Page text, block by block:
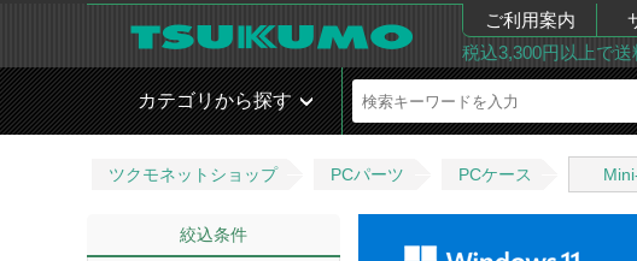
ご利用案内
税込3,300円以上で送
カテゴリから探す
ツクモネットショップ PCパーツ PCケース
絞込条件